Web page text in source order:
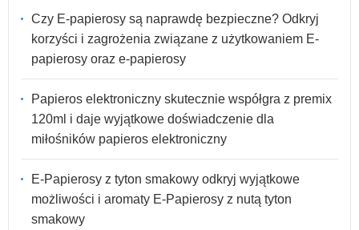
Czy E-papierosy są naprawdę bezpieczne? Odkryj
korzyści i zagrożenia związane z użytkowaniem E-
papierosy oraz e-papierosy
Papieros elektroniczny skutecznie współgra z premix
120ml i daje wyjątkowe doświadczenie dla
miłośników papieros elektroniczny
E-Papierosy z tyton smakowy odkryj wyjątkowe
możliwości i aromaty E-Papierosy z nutą tyton
smakowy